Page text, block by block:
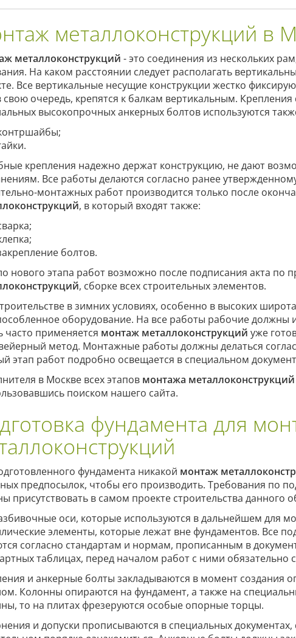
металлоконструкций в
металлоконструкций - это соединения из нескольких
На каком расстоянии следует располагать
Все вертикальные несущие конструкции жестко
свою очередь, крепятся к балкам вертикальным.
высокопрочных анкерных болтов используются
крепления надежно держат конструкцию, не дают
Все работы делаются согласно ранее
монтажных работ производится только после
, в который входят также:
болтов.
нового этапа работ возможно после подписания акта по
, сборке всех строительных элементов.
в зимних условиях, особенно в высоких
оборудование. На все работы рабочие должны
часто применяется монтаж металлоконструкций уже
метод. Монтажные работы должны делаться
этап работ подробно освещается в специальном
в Москве всех этапов монтажа металлоконструкций
поиском нашего сайта.
фундамента для
фундамента никакой монтаж
предпосылок, чтобы его производить. Требования по
присутствовать в самом проекте строительства данного
оси, которые используются в дальнейшем для
элементы, которые лежат вне фундаментов. Все
согласно стандартам и нормам, прописанным в
таблицах, перед началом работ с ними обязательно
и анкерные болты закладываются в момент создания
Колонны опираются на фундамент, а также на
то на плитах фрезеруются особые опорные торцы.
и допуски прописываются в специальных